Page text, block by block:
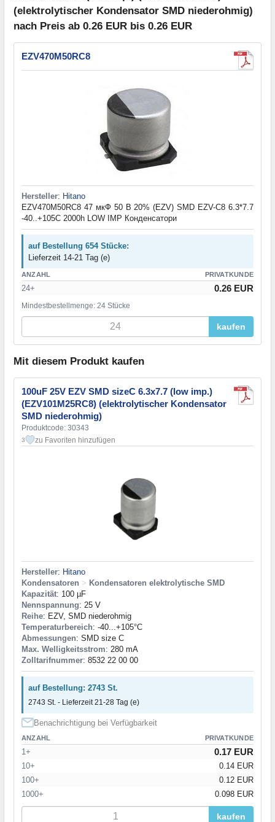
(elektrolytischer Kondensator SMD niederohmig)
nach Preis ab 0.26 EUR bis 0.26 EUR
EZV470M50RC8
Hersteller: Hitano
EZV470M50RC8 47 мкФ 50 В 20% (EZV) SMD EZV-C8 6.3*7.7
-40..+105C 2000h LOW IMP Конденсатори
auf Bestellung 654 Stücke:
Lieferzeit 14-21 Tag (e)
ANZAHL PRIVATKUNDE
24+ 0.26 EUR
Mindestbestellmenge: 24 Stücke
kaufen
Mit diesem Produkt kaufen
100uF 25V EZV SMD sizeC 6.3x7.7 (low imp.)
(EZV101M25RC8) (elektrolytischer Kondensator
SMD niederohmig)
Produktcode: 30343
3 zu Favoriten hinzufügen
Hersteller: Hitano
Kondensatoren > Kondensatoren elektrolytische SMD
Kapazität: 100 µF
Nennspannung: 25 V
Reihe: EZV, SMD niederohmig
Temperaturbereich: -40...+105°C
Abmessungen: SMD size C
Max. Welligkeitsstrom: 280 mA
Zolltarifnummer: 8532 22 00 00
auf Bestellung: 2743 St.
2743 St. - Lieferzeit 21-28 Tag (e)
Benachrichtigung bei Verfügbarkeit
ANZAHL PRIVATKUNDE
1+ 0.17 EUR
10+
0.14 EUR
100+
0.12 EUR
1000+
0.098 EUR
kaufen